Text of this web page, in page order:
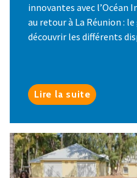
innovantes avec l’Océan
au retour à La Réunion :
découvrir les différents
Lire la suite